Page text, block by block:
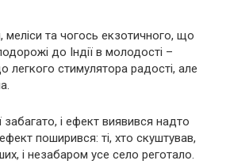
меліси та чогось екзотичного, що
до Індії в молодості –
легкого стимулятора радості, але
і ефект виявився надто
поширився: ті, хто скуштував,
і незабаром усе село реготало.